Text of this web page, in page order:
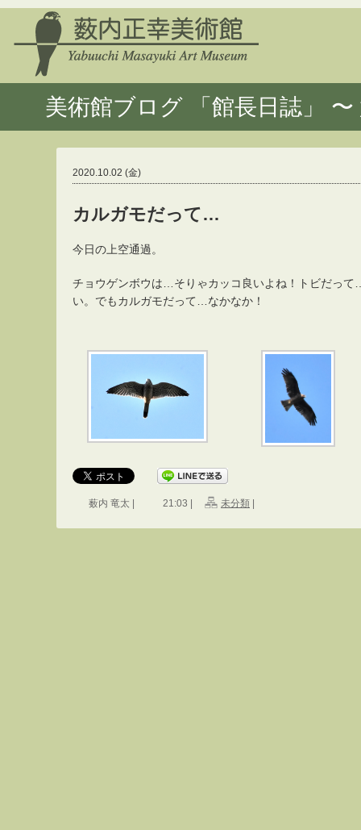
美術館ブログ 「館長日誌」
2020.10.02 (金)
カルガモだって…
今日の上空通過。
チョウゲンボウは…そりゃカッコ良いよね！トビだっ
い。でもカルガモだって…なかなか！
薮内 竜太 | 21:03 | 未分類